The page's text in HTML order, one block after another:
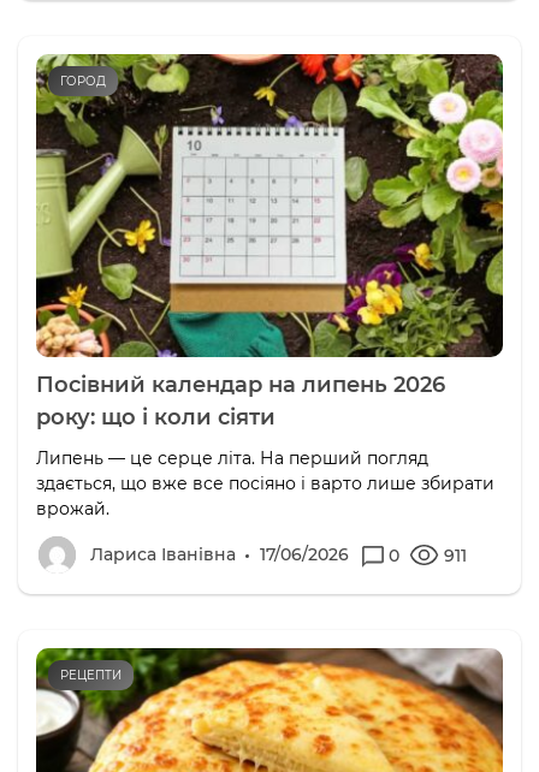
ГОРОД
Посівний календар на липень 2026
року: що і коли сіяти
Липень — це серце літа. На перший погляд
здається, що вже все посіяно і варто лише збирати
врожай.
Лариса Іванівна 17/06/2026 0 911
РЕЦЕПТИ